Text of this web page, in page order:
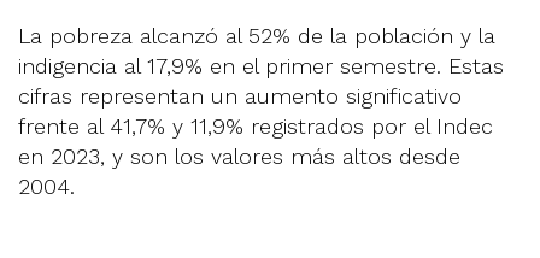
La pobreza alcanzó al 52% de la población y la
indigencia al 17,9% en el primer semestre. Estas
cifras representan un aumento significativo
frente al 41,7% y 11,9% registrados por el Indec
en 2023, y son los valores más altos desde
2004.